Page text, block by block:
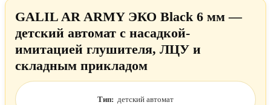
GALIL AR ARMY ЭКО Black 6 мм —
детский автомат с насадкой-
имитацией глушителя, ЛЦУ и
складным прикладом
Тип: детский автомат